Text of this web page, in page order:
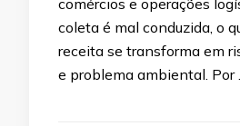
coleta é mal conduzida, o
receita se transforma em
e problema ambiental. Por …